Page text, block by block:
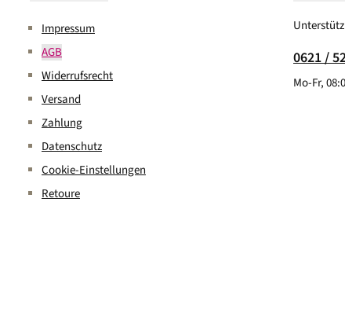
Impressum
AGB
Widerrufsrecht
Versand
Zahlung
Datenschutz
Cookie-Einstellungen
Retoure
0621 /
Mo-Fr,